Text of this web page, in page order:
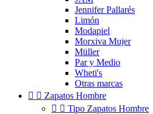
Jennifer Pallarés
Limón
Modapiel
Morxiva Mujer
Müller
Par y Medio
Wheti's
Otras marcas
  Zapatos Hombre
  Tipo Zapatos Hombre